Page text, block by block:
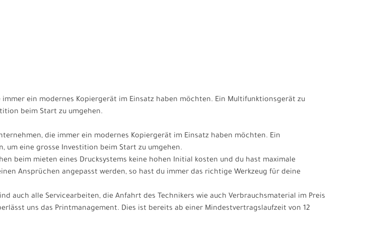
ein modernes Kopiergerät im Einsatz haben möchten. Ein Multifunktionsgerät zu
beim Start zu umgehen.
die immer ein modernes Kopiergerät im Einsatz haben möchten. Ein
um eine grosse Investition beim Start zu umgehen.
beim mieten eines Drucksystems keine hohen Initial kosten und du hast maximale
Ansprüchen angepasst werden, so hast du immer das richtige Werkzeug für deine
auch alle Servicearbeiten, die Anfahrt des Technikers wie auch Verbrauchsmaterial im Preis
uns das Printmanagement. Dies ist bereits ab einer Mindestvertragslaufzeit von 12